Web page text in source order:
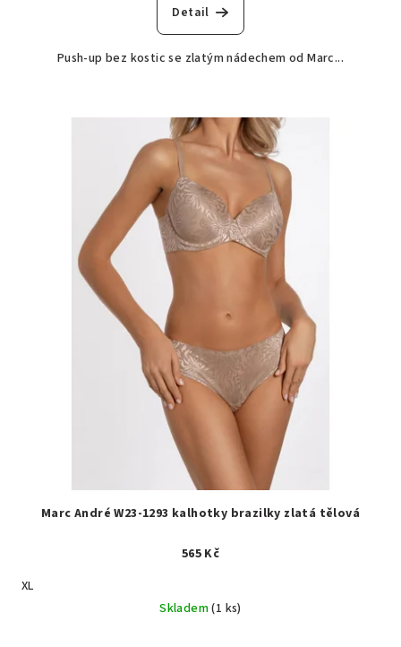
Detail
Push-up bez kostic se zlatým nádechem od Marc...
Marc André W23-1293 kalhotky brazilky zlatá tělová
565 Kč
XL
Skladem(1 ks)